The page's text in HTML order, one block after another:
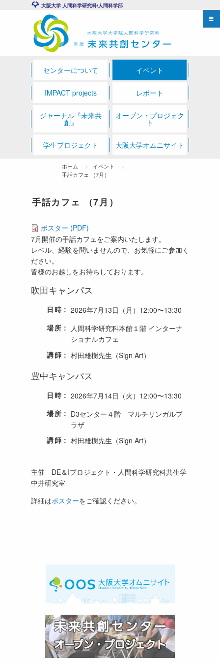
大阪大学 人間科学研究科/人間科学部
センターについて イベント
IMPACT projects レポート
ジャーナル『未来共
創』
オープン・プロジェク
ト
学生プロジェクト 大阪大学オムニサイト
ホーム
イベント
手話カフェ （7月）
手話カフェ （7月）
ポスター (PDF)
7月開催の手話カフェをご案内いたします。
レベル、経験を問いませんので、お気軽にご参加く
ださい。
皆様のお越しをお待ちしております。
吹田キャンパス
日時 2026年7月13日（月）12:00〜13:30
場所
人間科学研究科本館１階 インターナ
ショナルカフェ
講師 村田雄樹先生（Sign Art）
豊中キャンパス
日時 2026年7月14日（火）12:00〜13:30
場所
D3センター４階 マルチリンガルプ
ラザ
講師 村田雄樹先生（Sign Art）
主催 DE＆Iプロジェクト・人間科学研究科共生学
中井研究室
詳細はポスターをご確認ください。